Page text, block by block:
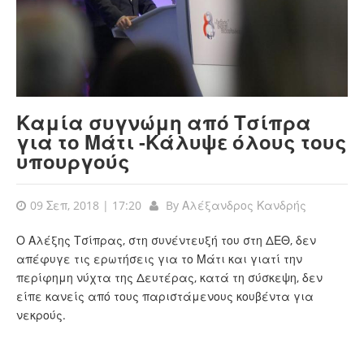
Καμία συγνώμη από Τσίπρα
για το Μάτι -Κάλυψε όλους τους
υπουργούς
09 Σεπ, 2018 | 17:20 By Αλέξανδρος Κανδρής
Ο Αλέξης Τσίπρας, στη συνέντευξή του στη ΔΕΘ, δεν
απέφυγε τις ερωτήσεις για το Μάτι και γιατί την
περίφημη νύχτα της Δευτέρας, κατά τη σύσκεψη, δεν
είπε κανείς από τους παριστάμενους κουβέντα για
νεκρούς.